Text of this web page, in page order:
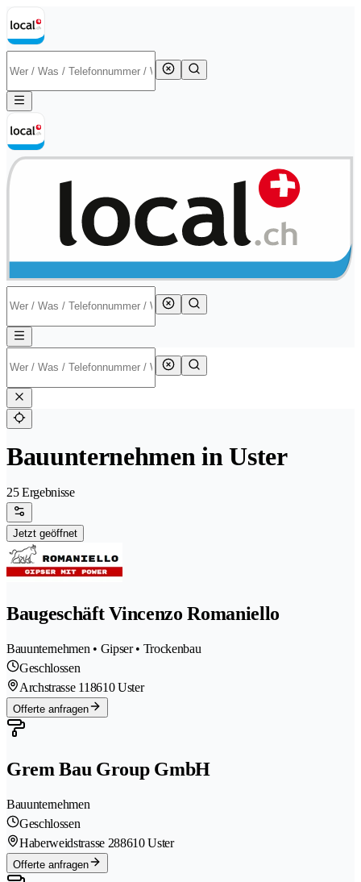
Bauunternehmen in Uster
25 Ergebnisse
Jetzt geöffnet
Baugeschäft Vincenzo Romaniello
Bauunternehmen • Gipser • Trockenbau
Geschlossen
Archstrasse 118610 Uster
Offerte anfragen
Grem Bau Group GmbH
Bauunternehmen
Geschlossen
Haberweidstrasse 288610 Uster
Offerte anfragen